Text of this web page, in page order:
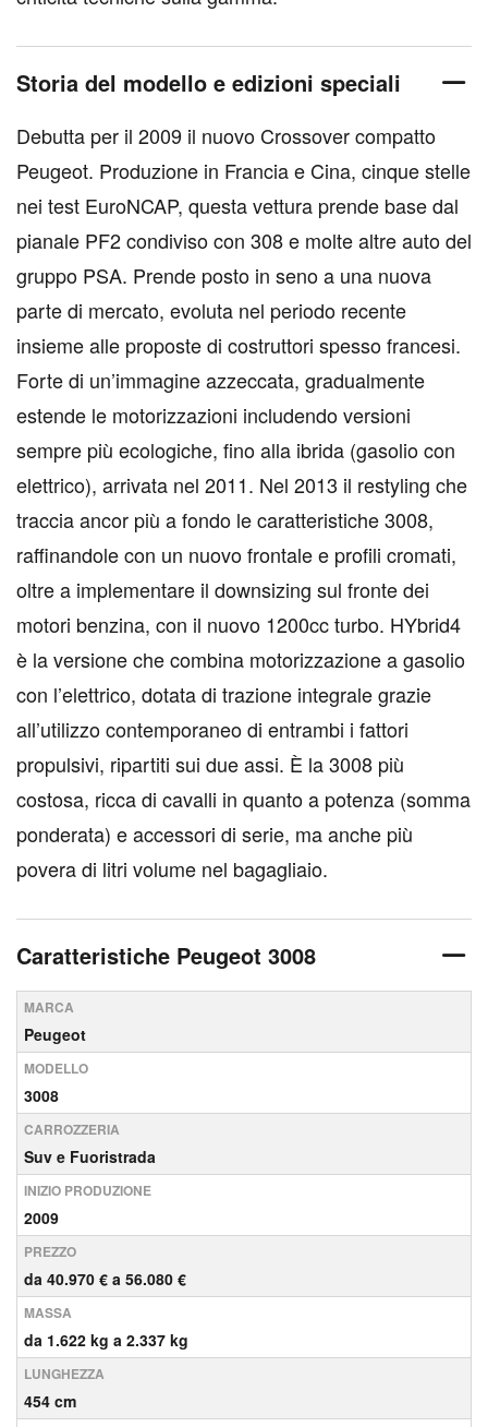
Storia del modello e edizioni speciali
Debutta per il 2009 il nuovo Crossover compatto
Peugeot. Produzione in Francia e Cina, cinque stelle
nei test EuroNCAP, questa vettura prende base dal
pianale PF2 condiviso con 308 e molte altre auto del
gruppo PSA. Prende posto in seno a una nuova
parte di mercato, evoluta nel periodo recente
insieme alle proposte di costruttori spesso francesi.
Forte di un’immagine azzeccata, gradualmente
estende le motorizzazioni includendo versioni
sempre più ecologiche, fino alla ibrida (gasolio con
elettrico), arrivata nel 2011. Nel 2013 il restyling che
traccia ancor più a fondo le caratteristiche 3008,
raffinandole con un nuovo frontale e profili cromati,
oltre a implementare il downsizing sul fronte dei
motori benzina, con il nuovo 1200cc turbo. HYbrid4
è la versione che combina motorizzazione a gasolio
con l’elettrico, dotata di trazione integrale grazie
all’utilizzo contemporaneo di entrambi i fattori
propulsivi, ripartiti sui due assi. È la 3008 più
costosa, ricca di cavalli in quanto a potenza (somma
ponderata) e accessori di serie, ma anche più
povera di litri volume nel bagagliaio.
Caratteristiche Peugeot 3008
MARCA
Peugeot
MODELLO
3008
CARROZZERIA
Suv e Fuoristrada
INIZIO PRODUZIONE
2009
PREZZO
da 40.970 € a 56.080 €
MASSA
da 1.622 kg a 2.337 kg
LUNGHEZZA
454 cm